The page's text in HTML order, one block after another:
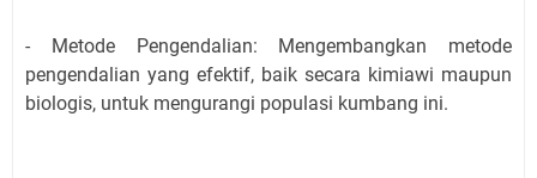
- Metode Pengendalian: Mengembangkan metode
pengendalian yang efektif, baik secara kimiawi maupun
biologis, untuk mengurangi populasi kumbang ini.